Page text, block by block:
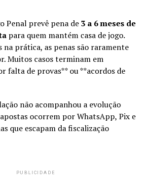
Penal prevê pena de 3 a 6 meses de
para quem mantém casa de jogo.
na prática, as penas são raramente
Muitos casos terminam em
falta de provas** ou **acordos de
não acompanhou a evolução
ocorrem por WhatsApp, Pix e
que escapam da fiscalização
PUBLICIDADE